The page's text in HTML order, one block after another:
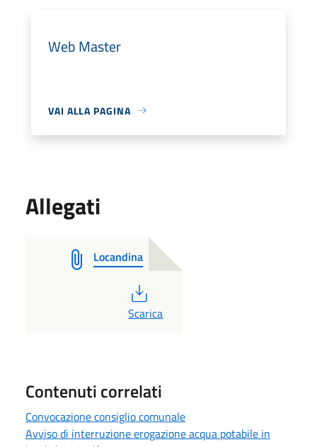
Web Master
VAI ALLA PAGINA
Allegati
Locandina
PDF
Scarica
Contenuti correlati
Convocazione consiglio comunale
Avviso di interruzione erogazione acqua potabile in